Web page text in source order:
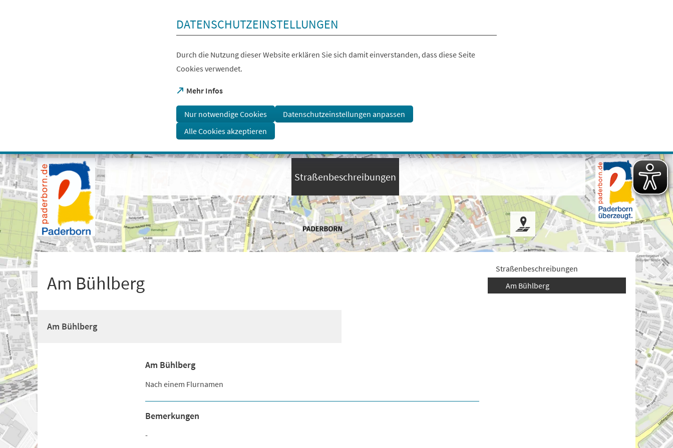
Visuelle
Assistenzsoftware
öffnen.
Mit
der
Tastatur
erreichbar
über
+
DATENSCHUTZEINSTELLUNGEN
Durch die Nutzung dieser Website erklären Sie sich damit einverstanden, dass diese Seite
Cookies verwendet.
Mehr Infos
(Öffnet
einem
neuen
Tab)
Nur notwendige Cookies
Datenschutzeinstellungen anpassen
Alle Cookies akzeptieren
Straßenbeschreibungen
Am Bühlberg
Am Bühlberg
Am Bühlberg
Nach einem Flurnamen
Bemerkungen
-
Straßenbeschreibungen
Am Bühlberg